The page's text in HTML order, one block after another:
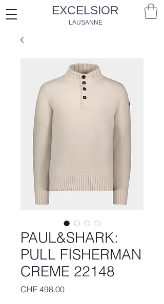
EXCELSIOR
LAUSANNE
PAUL&SHARK:
PULL FISHERMAN
CREME 22148
CHF 498.00Price